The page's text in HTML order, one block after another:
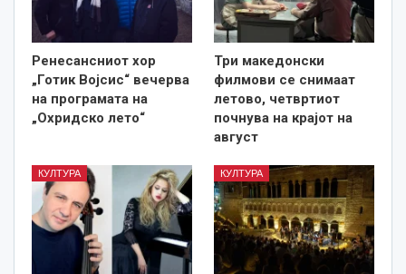
Ренесансниот хор
„Готик Војсис“ вечерва
на програмата на
„Охридско лето“
Три македонски
филмови се снимаат
летово, четвртиот
почнува на крајот на
август
КУЛТУРА КУЛТУРА